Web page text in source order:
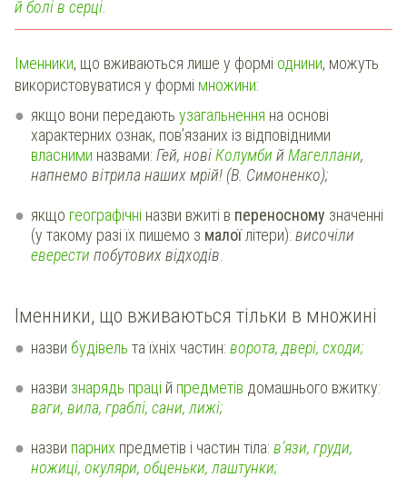
й болі в серці.
Іменники, що вживаються лише у формі однини, можуть
використовуватися у формі множини:
якщо вони передають узагальнення на основі
характерних ознак, пов’язаних із відповідними
власними назвами: Гей, новіКолумби й Магеллани,
напнемо вітрила наших мрій! (В. Симоненко);
якщо географічні назви вжиті в переносному значенні
(у такому разі їх пишемо з малоїлітери): височіли
еверести побутових відходів.
Іменники, що вживаються тільки в множині
назви будівель та їхніх частин: ворота, двері, сходи;
назви знарядь праці й предметів домашнього вжитку:
ваги, вила, граблі, сани, лижі;
назви парних предметів і частин тіла: в’язи, груди,
ножиці, окуляри, обценьки, лаштунки;